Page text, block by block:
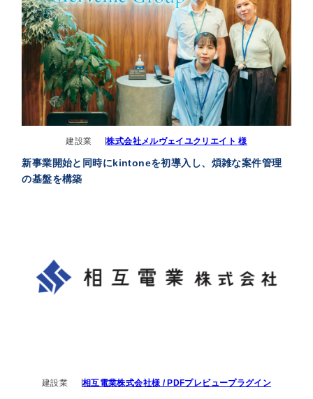
建設業 株式会社メルヴェイユクリエイト 様
新事業開始と同時にkintoneを初導入し、煩雑な案件管理
の基盤を構築
建設業 相互電業株式会社様 / PDFプレビュープラグイン